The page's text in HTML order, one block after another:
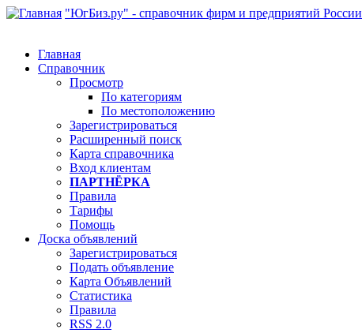
"ЮгБиз.ру" - справочник фирм и предприятий России
Главная
Справочник
Просмотр
По категориям
По местоположению
Зарегистрироваться
Расширенный поиск
Карта справочника
Вход клиентам
ПАРТНЁРКА
Правила
Тарифы
Помощь
Доска объявлений
Зарегистрироваться
Подать объявление
Карта Объявлений
Статистика
Правила
RSS 2.0